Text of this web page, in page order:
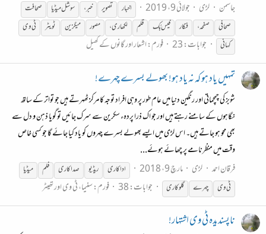
جاسمن
لڑی جولائی 9، 2019 اخبار تصویر خبر، سوشل میڈیا
صحافت
صحافی
صفحہ، فنکار فیس بُک قلم لکھاری، مصور میگزین ٹویٹر ٹیوی
کہانی
جوابات: 23 فورم:اشعار اور گانوں کے کھیل
تمہیں یاد ہو کہ نہ یاد ہو! بھولے بسرے چہرے!
شوبز کی چمچماتی اور رنگین دنیا میں عام طور پر وہی افراد توجہ کا مرکز ٹھہرتے ہیں جو تواتر کے ساتھ
نگاہوں کے سامنے رہتے ہیں اور جو اک ذرا پردہء سکرین سے سرک جائیں تو گویا ذہن و دل سے
بھی محو ہو جاتے ہیں۔ اس لڑی میں ایسے بھولے بسرے چہروں کو یاد کیا جائے گا جو کسی خاص
وقت میں منظرنامے پر چھائے ہوئے...
فرقان احمد لڑی مارچ 9، 2018 اداکاری ریڈیو صداکاری فلم
میڈیا
ٹیوی چہرے گلوکاری جوابات: 38 فورم:سنیما، ٹی وی اور تھیٹر
ناپسندیدہ ٹی وی اشتہار!